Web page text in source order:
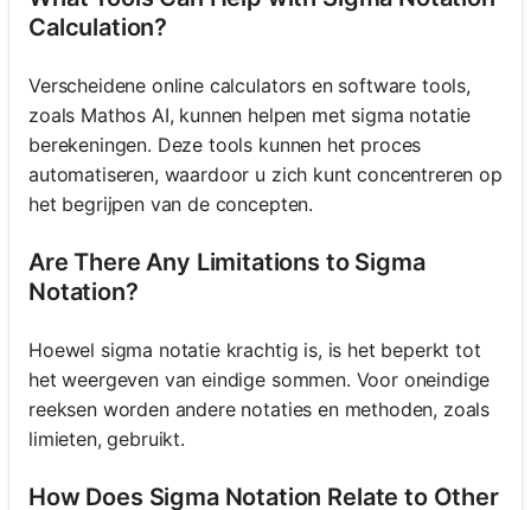
Calculation?
Verscheidene online calculators en software tools,
zoals Mathos AI, kunnen helpen met sigma notatie
berekeningen. Deze tools kunnen het proces
automatiseren, waardoor u zich kunt concentreren op
het begrijpen van de concepten.
Are There Any Limitations to Sigma
Notation?
Hoewel sigma notatie krachtig is, is het beperkt tot
het weergeven van eindige sommen. Voor oneindige
reeksen worden andere notaties en methoden, zoals
limieten, gebruikt.
How Does Sigma Notation Relate to Other